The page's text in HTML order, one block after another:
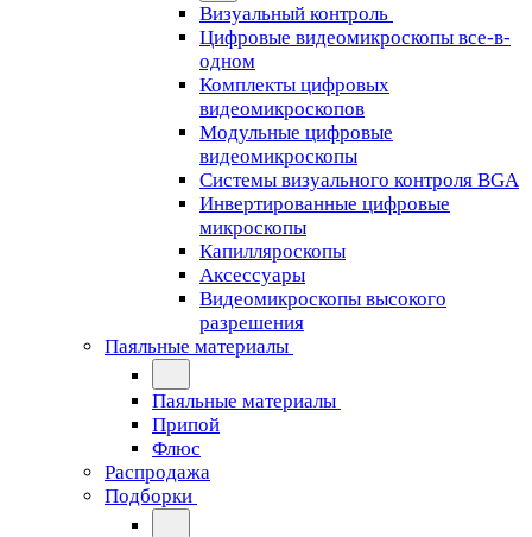
Визуальный контроль
Цифровые видеомикроскопы все-в-
одном
Комплекты цифровых
видеомикроскопов
Модульные цифровые
видеомикроскопы
Cистемы визуального контроля BGA
Инвертированные цифровые
микроскопы
Капилляроскопы
Аксессуары
Видеомикроскопы высокого
разрешения
Паяльные материалы
Паяльные материалы
Припой
Флюс
Распродажа
Подборки